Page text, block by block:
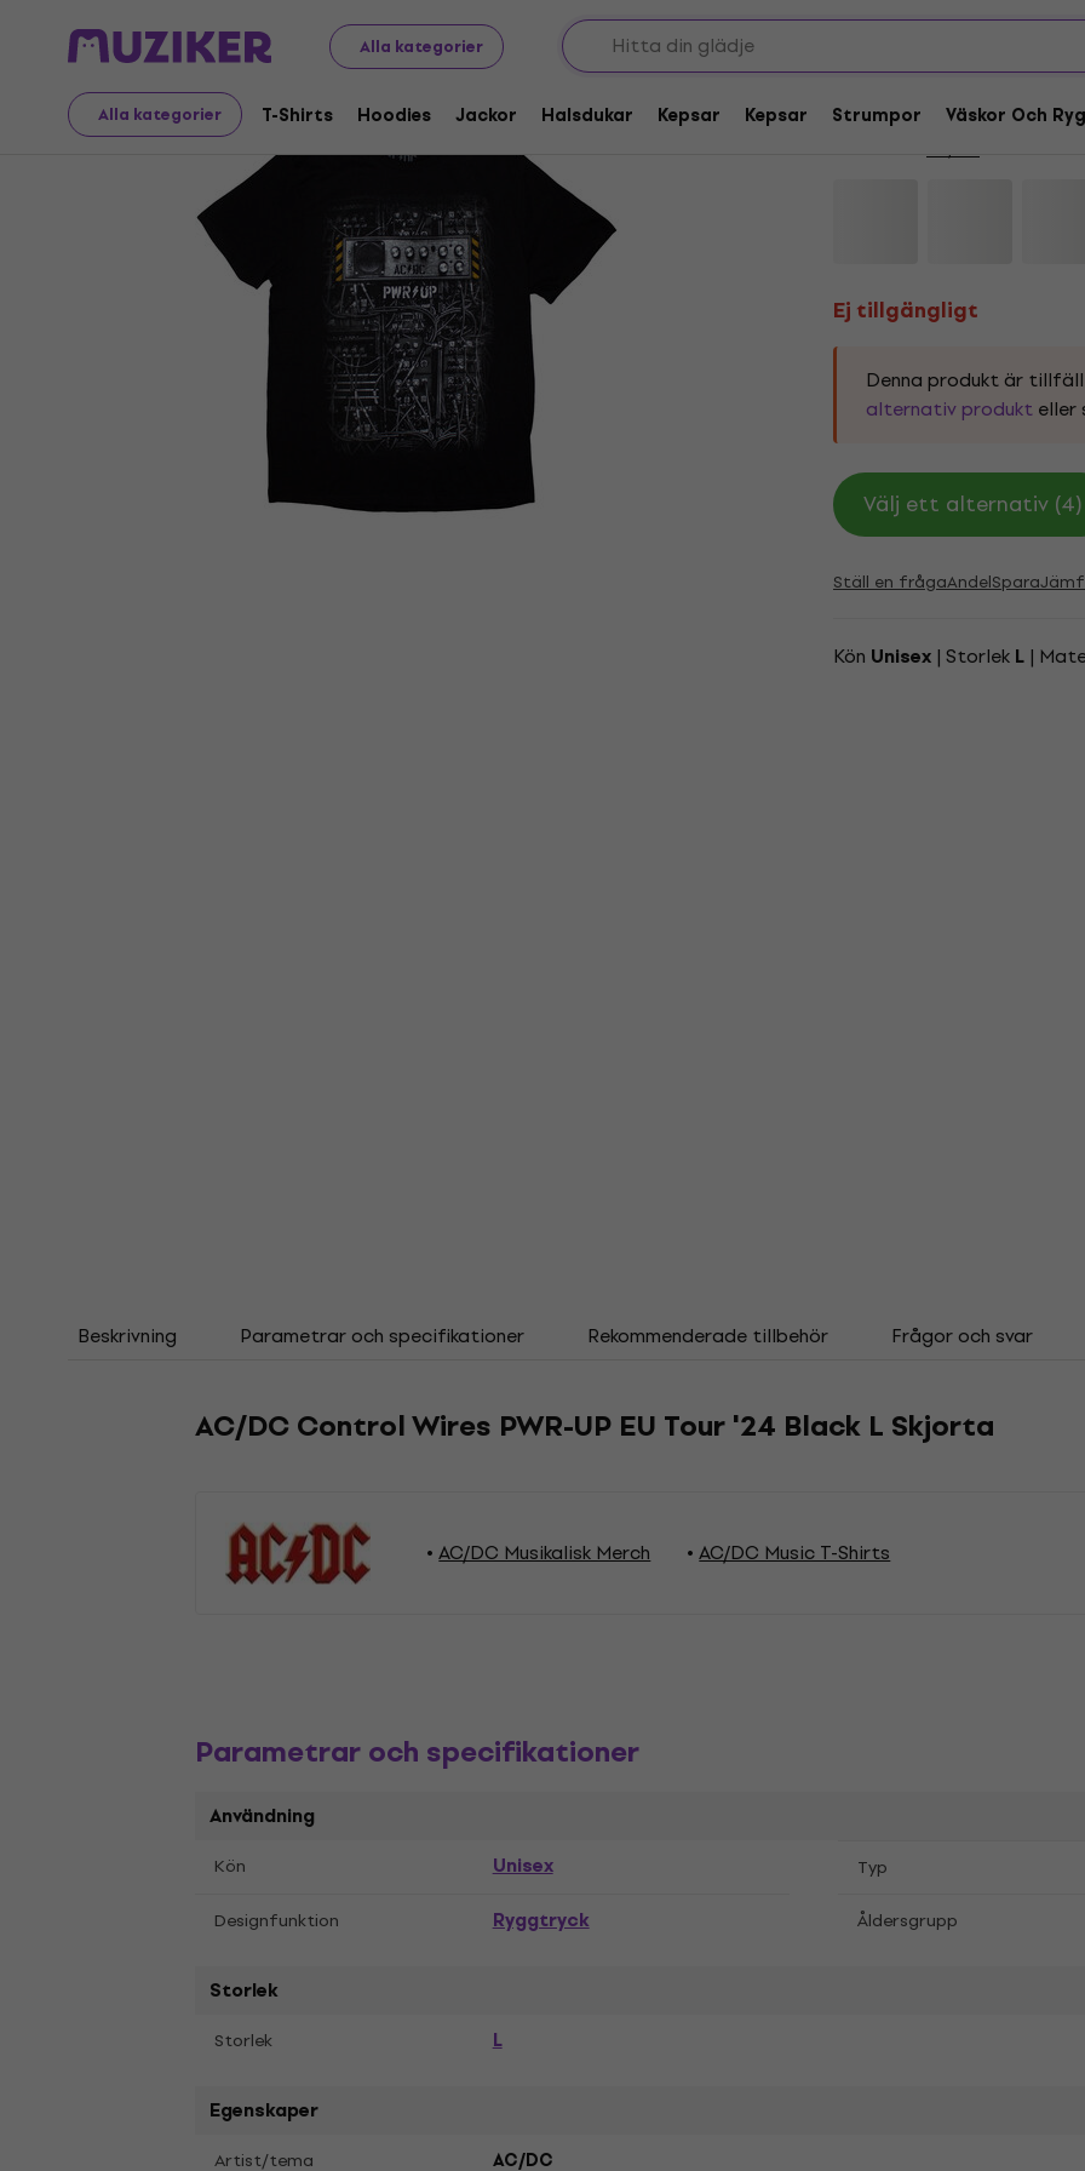
Alla kategorier
Alla kategorier T-Shirts Hoodies Jackor Halsdukar Kepsar Kepsar Strumpor Väskor Och
Merch Musikalisk Merch
T-Shirts
Ej tillgängligt
AC/DC Control
AC/DC
Ej tillgängligt
Denna produkt är
alternativ produkt eller
Välj ett alternativ (4)
Ställ en frågaAndelSpara
Kön Unisex | Storlek L |
Beskrivning Parametrar och specifikationer Rekommenderade tillbehör Frågor och svar
AC/DC Control Wires PWR-UP EU Tour '24 Black L Skjorta
AC/DC Musikalisk Merch AC/DC Music T-Shirts
Parametrar och specifikationer
Användning
Kön Unisex
Typ
Designfunktion
Ryggtryck Åldersgrupp
Storlek
Storlek L
Egenskaper
Artist/tema AC/DC